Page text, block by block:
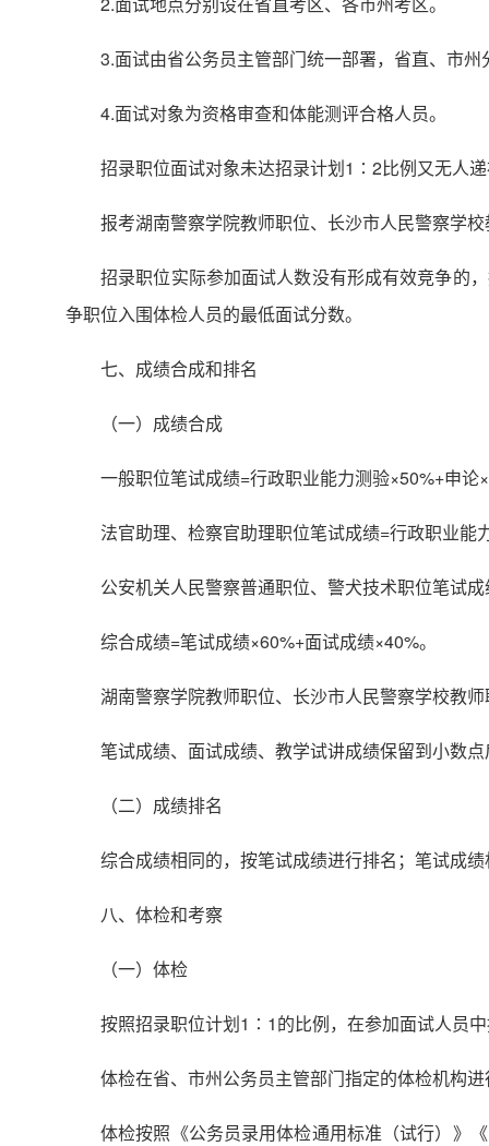
3.面试由省公务员主管部门统一部署，省直、市州
4.面试对象为资格审查和体能测评合格人员。
招录职位面试对象未达招录计划1∶2比例又无人
报考湖南警察学院教师职位、长沙市人民警察学
招录职位实际参加面试人数没有形成有效竞争的
争职位入围体检人员的最低面试分数。
七、成绩合成和排名
（一）成绩合成
一般职位笔试成绩=行政职业能力测验×50%+申论
法官助理、检察官助理职位笔试成绩=行政职业
公安机关人民警察普通职位、警犬技术职位笔试
综合成绩=笔试成绩×60%+面试成绩×40%。
湖南警察学院教师职位、长沙市人民警察学校教
笔试成绩、面试成绩、教学试讲成绩保留到小数
（二）成绩排名
综合成绩相同的，按笔试成绩进行排名；笔试成
八、体检和考察
（一）体检
按照招录职位计划1∶1的比例，在参加面试人员
体检在省、市州公务员主管部门指定的体检机构
体检按照《公务员录用体检通用标准（试行）》